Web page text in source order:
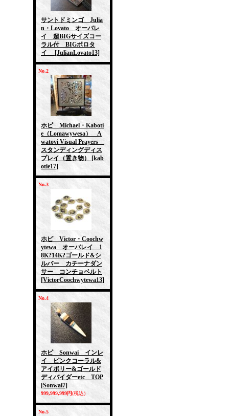
サントドミンゴ Julia
n・Lovato オーバレ
イ 超BIGサイズコー
ラル付 BIGボロタ
イ
[JulianLovato13]
No.2
ホピ Michael・Kaboti
e（Lomawywesa） A
watovi Visual Prayers
スタンディングディス
プレイ（置き物）
[kab
otie17]
No.3
ホピ Victor・Coochw
ytewa オーバレイ 1
8K?14K?ゴールド&シ
ルバー カチーナダン
サー コンチョベルト
[VictorCoochwytewa13]
No.4
ホピ Sonwai インレ
イ ピンクコーラル&
アイボリー&ゴールド
ディバイダーetc TOP
[Sonwai7]
999,999,999円(税込)
No.5